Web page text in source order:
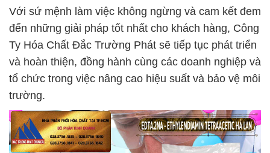
Với sứ mệnh làm việc không ngừng và cam kết đem
đến những giải pháp tốt nhất cho khách hàng, Công
Ty Hóa Chất Đắc Trường Phát sẽ tiếp tục phát triển
và hoàn thiện, đồng hành cùng các doanh nghiệp và
tổ chức trong việc nâng cao hiệu suất và bảo vệ môi
trường.